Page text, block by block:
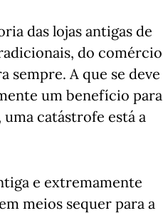
das lojas antigas de
do comércio
sempre. A que se deve
um benefício para
catástrofe está a
e extremamente
meios sequer para a